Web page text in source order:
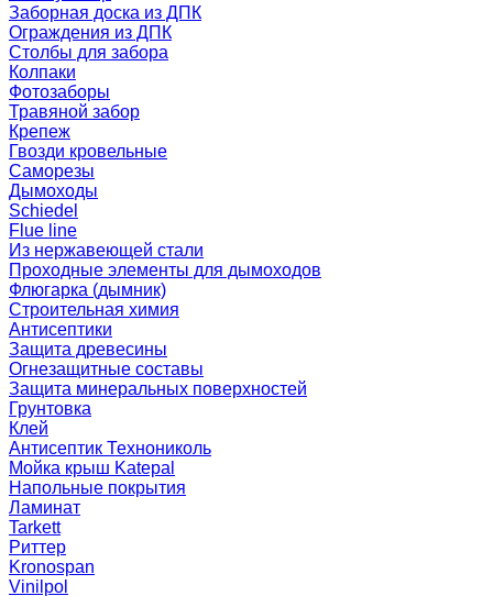
Заборная доска из ДПК
Ограждения из ДПК
Столбы для забора
Колпаки
Фотозаборы
Травяной забор
Крепеж
Гвозди кровельные
Саморезы
Дымоходы
Schiedel
Flue line
Из нержавеющей стали
Проходные элементы для дымоходов
Флюгарка (дымник)
Строительная химия
Антисептики
Защита древесины
Огнезащитные составы
Защита минеральных поверхностей
Грунтовка
Клей
Антисептик Технониколь
Мойка крыш Katepal
Напольные покрытия
Ламинат
Tarkett
Риттер
Kronospan
Vinilpol